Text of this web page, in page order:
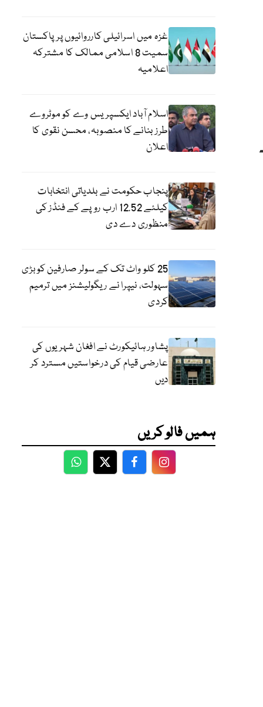
غزہ میں اسرائیلی کارروائیوں پر پاکستان
سمیت 8 اسلامی ممالک کا مشترکہ
اعلامیہ
اسلام آباد ایکسپریس وے کو موٹروے
طرز بنانے کا منصوبہ، محسن نقوی کا
اعلان
پنجاب حکومت نے بلدیاتی انتخابات
کیلئے 12.52 ارب روپے کے فنڈز کی
منظوری دے دی
25 کلو واٹ تک کے سولر صارفین کو بڑی
سہولت، نیپرا نے ریگولیشنز میں ترمیم
کردی
پشاور ہائیکورٹ نے افغان شہریوں کی
عارضی قیام کی درخواستیں مسترد کر
دیں
ہمیں فالو کریں
WhatsApp
TwitterFacebookFacebook